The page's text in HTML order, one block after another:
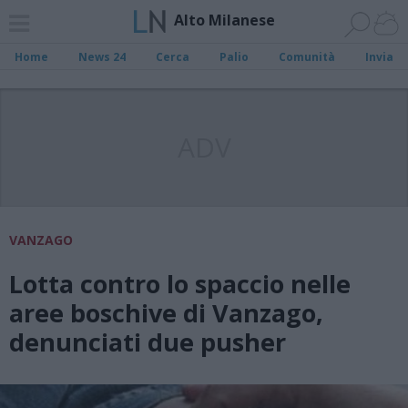
Alto Milanese
Home News 24 Cerca Palio Comunità Invia
VANZAGO
Lotta contro lo spaccio nelle
aree boschive di Vanzago,
denunciati due pusher